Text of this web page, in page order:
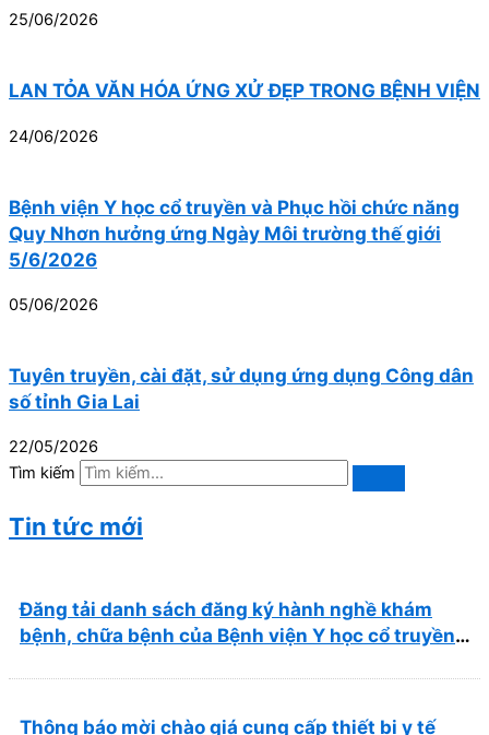
25/06/2026
LAN TỎA VĂN HÓA ỨNG XỬ ĐẸP TRONG BỆNH VIỆN
24/06/2026
Bệnh viện Y học cổ truyền và Phục hồi chức năng
Quy Nhơn hưởng ứng Ngày Môi trường thế giới
5/6/2026
05/06/2026
Tuyên truyền, cài đặt, sử dụng ứng dụng Công dân
số tỉnh Gia Lai
22/05/2026
Tìm kiếm
Tin tức mới
Đăng tải danh sách đăng ký hành nghề khám
bệnh, chữa bệnh của Bệnh viện Y học cổ truyền
Thông báo mời chào giá cung cấp thiết bị y tế